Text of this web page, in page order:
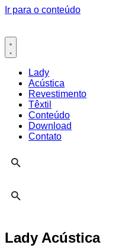
Ir para o conteúdo
Lady
Acústica
Revestimento
Têxtil
Conteúdo
Download
Contato
Lady Acústica